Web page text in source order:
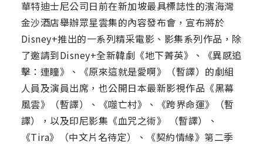
華特迪士尼公司日前在新加坡最具標誌性的濱海灣
金沙酒店舉辦眾星雲集的內容發布會，宣布將於
Disney+推出的一系列精采電影、影集系列作品，除
了邀請到Disney+全新韓劇《地下菁英》、《異感追
擊：連瞳》、《原來這就是愛啊》（暫譯）的劇組
人員及演員出席，也公開日本最新影視作品《黑幕
風雲》（暫譯）、《噬亡村》、《跨界命運》（暫
譯），以及印尼影集《血咒之術》 （暫譯）、
《Tira》（中文片名待定）、《契約情緣》第二季